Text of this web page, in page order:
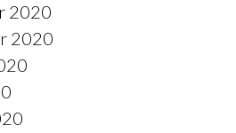
2020
2020